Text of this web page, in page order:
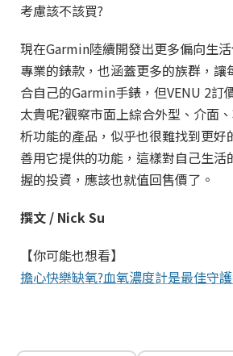
考慮該不該買?
現在Garmin陸續開發出更多偏向生
專業的錶款，也涵蓋更多的族群，讓
合自己的Garmin手錶，但VENU 2訂
太貴呢?觀察市面上綜合外型、介面
析功能的產品，似乎也很難找到更好
善用它提供的功能，這樣對自己生活
握的投資，應該也就值回售價了。
撰文 / Nick Su
【你可能也想看】
擔心快樂缺氧?血氧濃度計是最佳守